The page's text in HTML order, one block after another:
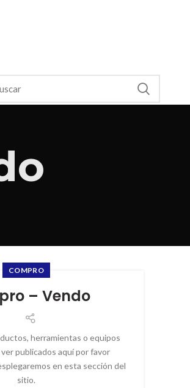
COMPRO
– Vendo
herramientas o equipos
publicados aquí por favor
en esta sección del
sitio.